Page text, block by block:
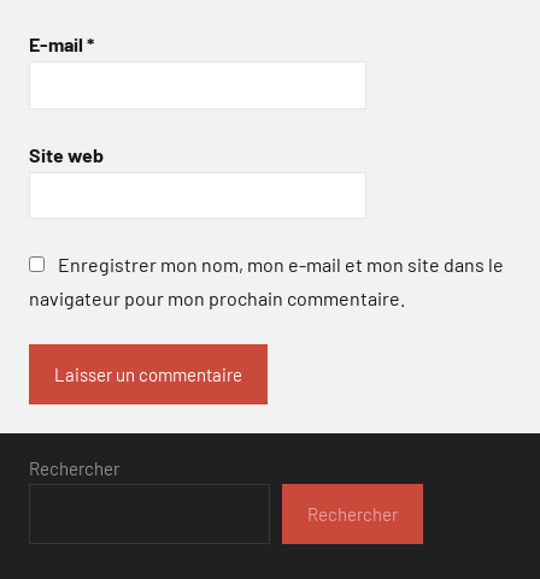
E-mail *
Site web
Enregistrer mon nom, mon e-mail et mon site dans le
navigateur pour mon prochain commentaire.
Rechercher
Rechercher